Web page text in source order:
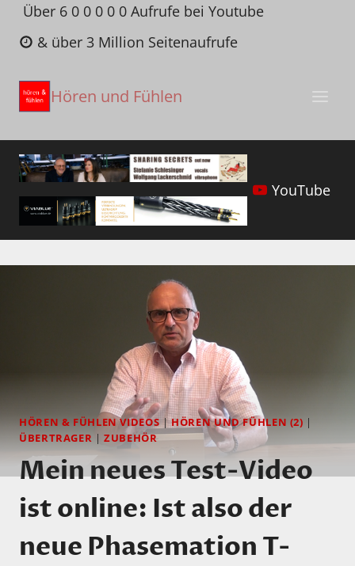
Zum
Inhalt
springen
Über 6 0 0 0 0 0 Aufrufe bei Youtube
& über 3 Million Seitenaufrufe
Hören und Fühlen
YouTube
HÖREN & FÜHLEN VIDEOS|HÖREN UND FÜHLEN (2) |
ÜBERTRAGER |ZUBEHÖR
Mein neues Test-Video
ist online: Ist also der
neue Phasemation T-